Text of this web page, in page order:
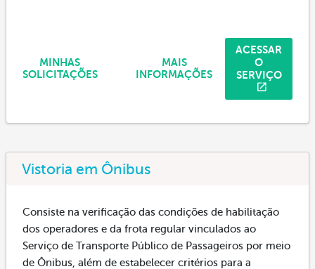
ACESSAR
O
SERVIÇO
MAIS
INFORMAÇÕES
MINHAS
SOLICITAÇÕES
Vistoria em Ônibus
Consiste na verificação das condições de habilitação
dos operadores e da frota regular vinculados ao
Serviço de Transporte Público de Passageiros por meio
de Ônibus, além de estabelecer critérios para a